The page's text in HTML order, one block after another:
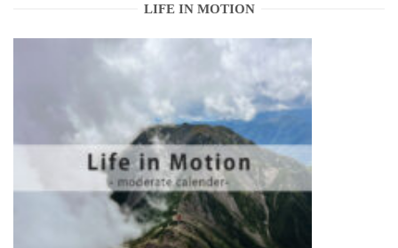
LIFE IN MOTION